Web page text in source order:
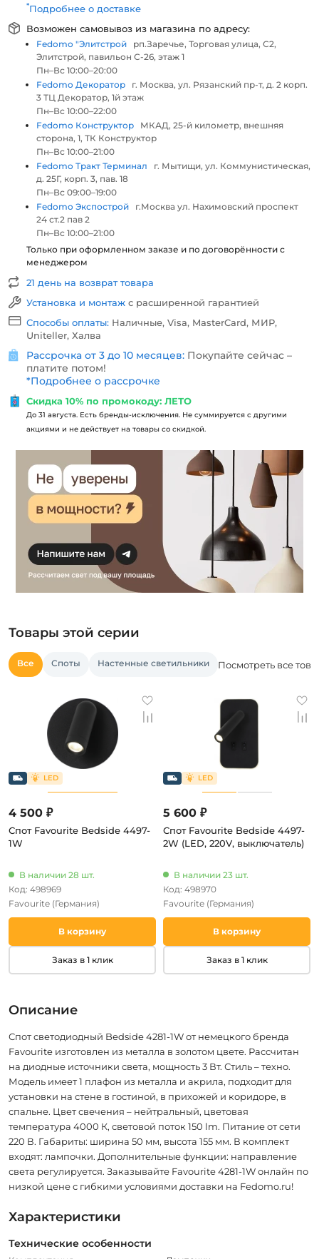
*Подробнее о доставке
Возможен самовывоз из магазина по адресу:
Fedomo "Элитстрой
рп.Заречье, Торговая улица, С2,
Элитстрой, павильон С-26, этаж 1
Пн–Вс 10:00–20:00
Fedomo Декоратор
г. Москва, ул. Рязанский пр-т, д. 2 корп.
3 ТЦ Декоратор, 1й этаж
Пн–Вс 10:00–22:00
Fedomo Конструктор
МКАД, 25-й километр, внешняя
сторона, 1, ТК Конструктор
Пн–Вс 10:00–21:00
Fedomo Тракт Терминал
г. Мытищи, ул. Коммунистическая,
д. 25Г, корп. 3, пав. 18
Пн–Вс 09:00–19:00
Fedomo Экспострой
г.Москва ул. Нахимовский проспект
24 ст.2 пав 2
Пн–Вс 10:00–21:00
Только при оформленном заказе и по договорённости с
менеджером
21 день на возврат товара
Установка и монтаж с расширенной гарантией
Способы оплаты: Наличные, Visa, MasterCard, МИР,
Uniteller, Халва
Рассрочка от 3 до 10 месяцев: Покупайте сейчас –
платите потом!
*Подробнее о рассрочке
Скидка 10% по промокоду: ЛЕТО
До 31 августа. Есть бренды-исключения. Не суммируется с другими
акциями и не действует на товары со скидкой.
Товары этой серии
Все Споты Настенные светильники Посмотреть все
4 500 ₽
Спот Favourite Bedside 4497-
1W
В наличии 28 шт.
Код: 498969
Favourite (Германия)
В корзину
Заказ в 1 клик
5 600 ₽
Спот Favourite Bedside 4497-
2W (LED, 220V, выключатель)
В наличии 23 шт.
Код: 498970
Favourite (Германия)
В корзину
Заказ в 1 клик
Описание
Спот светодиодный Bedside 4281-1W от немецкого бренда
Favourite изготовлен из металла в золотом цвете. Рассчитан
на диодные источники света, мощность 3 Вт. Стиль – техно.
Модель имеет 1 плафон из металла и акрила, подходит для
установки на стене в гостиной, в прихожей и коридоре, в
спальне. Цвет свечения – нейтральный, цветовая
температура 4000 К, световой поток 150 lm. Питание от сети
220 В. Габариты: ширина 50 мм, высота 155 мм. В комплект
входят: лампочки. Дополнительные функции: направление
света регулируется. Заказывайте Favourite 4281-1W онлайн по
низкой цене с гибкими условиями доставки на Fedomo.ru!
Характеристики
Технические особенности